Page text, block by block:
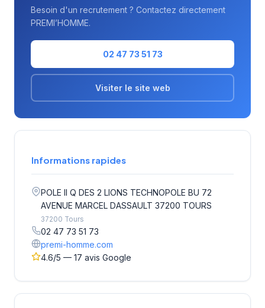
Besoin d'un recrutement ? Contactez directement
PREMI’HOMME.
02 47 73 51 73
Visiter le site web
Informations rapides
POLE II Q DES 2 LIONS TECHNOPOLE BU 72
AVENUE MARCEL DASSAULT 37200 TOURS
37200 Tours
02 47 73 51 73
premi-homme.com
4.6/5 — 17 avis Google